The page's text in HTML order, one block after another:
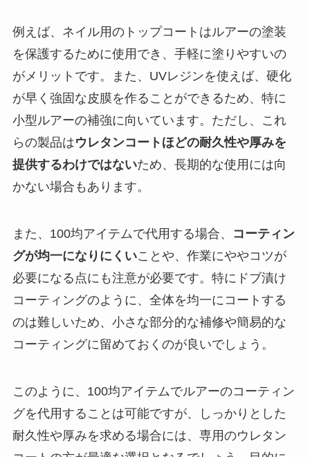
例えば、ネイル用のトップコートはルアーの塗装
を保護するために使用でき、手軽に塗りやすいの
がメリットです。また、UVレジンを使えば、硬化
が早く強固な皮膜を作ることができるため、特に
小型ルアーの補強に向いています。ただし、これ
らの製品はウレタンコートほどの耐久性や厚みを
提供するわけではないため、長期的な使用には向
かない場合もあります。
また、100均アイテムで代用する場合、
コーティン
グが均一になりにくいことや、作業にややコツが
必要になる点にも注意が必要です。特にドブ漬け
コーティングのように、全体を均一にコートする
のは難しいため、小さな部分的な補修や簡易的な
コーティングに留めておくのが良いでしょう。
このように、100均アイテムでルアーのコーティン
グを代用することは可能ですが、しっかりとした
耐久性や厚みを求める場合には、専用のウレタン